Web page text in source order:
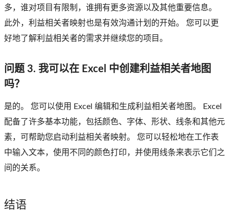
多，谁对项目有限制，谁拥有更多资源以及其他重要信息。
此外，利益相关者映射也是有效沟通计划的开始。 您可以更
好地了解利益相关者的需求并继续您的项目。
问题 3. 我可以在 Excel 中创建利益相关者地图
吗？
是的。 您可以使用 Excel 编辑和生成利益相关者地图。 Excel
配备了许多基本功能，包括颜色、字体、形状、线条和其他元
素，可帮助您启动利益相关者映射。 您可以轻松地在工作表
中输入文本，使用不同的颜色打印，并使用线条来表示它们之
间的关系。
结语